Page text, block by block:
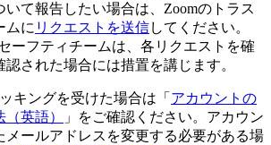
て報告したい場合は、Zoomのトラス
ムに リクエストを送信してください。
ーフティチームは、各リクエストを確
された場合には措置を講じます。
キングを受けた場合は「 アカウントの
英語）
」をご確認ください。アカウン
メールアドレスを変更する必要がある場